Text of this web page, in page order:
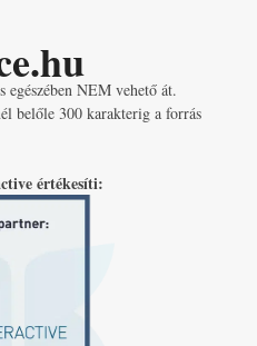
NEM vehető át.
belőle 300 karakterig a forrás
értékesíti: